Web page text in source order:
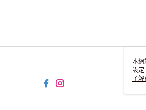
本網
設定
用
了